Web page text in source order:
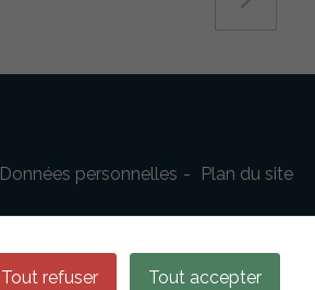
Données personnelles Plan du site
Tout refuser Tout accepter